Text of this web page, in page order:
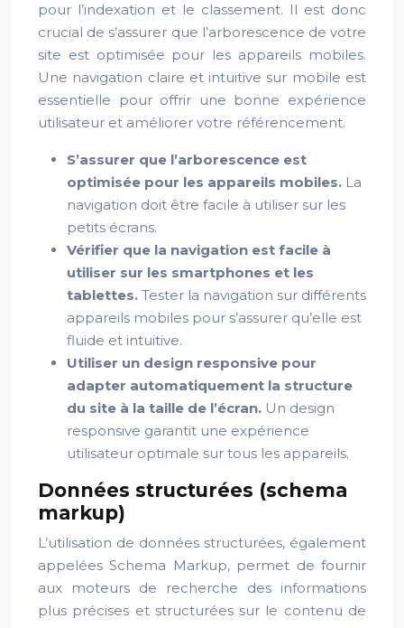
pour l’indexation et le classement. Il est donc
crucial de s’assurer que l’arborescence de votre
site est optimisée pour les appareils mobiles.
Une navigation claire et intuitive sur mobile est
essentielle pour offrir une bonne expérience
utilisateur et améliorer votre référencement.
S’assurer que l’arborescence est
optimisée pour les appareils mobiles. La
navigation doit être facile à utiliser sur les
petits écrans.
Vérifier que la navigation est facile à
utiliser sur les smartphones et les
tablettes. Tester la navigation sur différents
appareils mobiles pour s’assurer qu’elle est
fluide et intuitive.
Utiliser un design responsive pour
adapter automatiquement la structure
du site à la taille de l’écran. Un design
responsive garantit une expérience
utilisateur optimale sur tous les appareils.
Données structurées (schema
markup)
L’utilisation de données structurées, également
appelées Schema Markup, permet de fournir
aux moteurs de recherche des informations
plus précises et structurées sur le contenu de